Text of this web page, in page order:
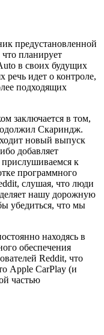
предустановленной
планирует
в своих будущих
речь идет о контроле,
подходящих
заключается в том,
Скариндж.
новый выпуск
добавляет
к
программного
слушая, что люди
нашу дорожную
убедиться, что мы
находясь в
обеспечения
Reddit, что
Apple CarPlay (и
частью